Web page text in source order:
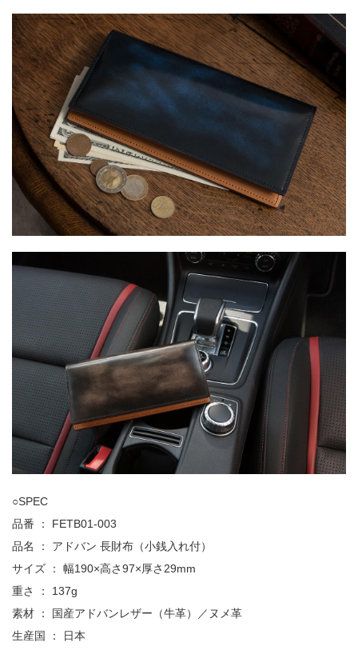
○SPEC
品番 ： FETB01-003
品名 ： アドバン 長財布（小銭入れ付）
サイズ ： 幅190×高さ97×厚さ29mm
重さ ： 137g
素材 ： 国産アドバンレザー（牛革）／ヌメ革
生産国 ： 日本